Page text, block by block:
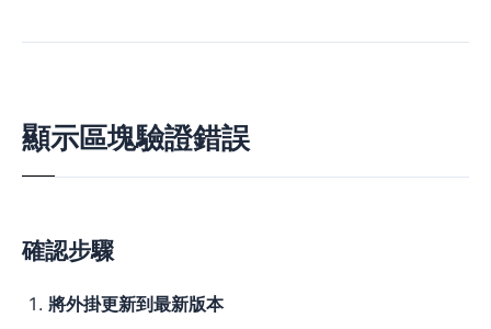
顯示區塊驗證錯誤
確認步驟
將外掛更新到最新版本